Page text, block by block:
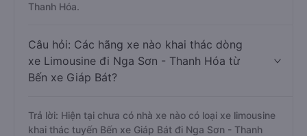
Thanh Hóa.
Câu hỏi: Các hãng xe nào khai thác dòng
xe Limousine đi Nga Sơn - Thanh Hóa từ
Bến xe Giáp Bát?
Trả lời: Hiện tại chưa có nhà xe nào có loại xe limousine
khai thác tuyến Bến xe Giáp Bát đi Nga Sơn - Thanh